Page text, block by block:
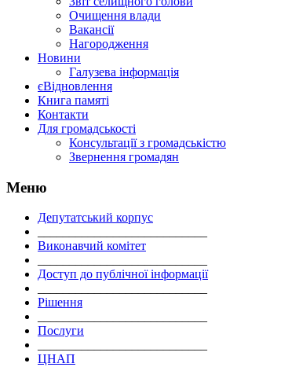
Очищення влади
Вакансії
Нагородження
Новини
Галузева інформація
єВідновлення
Книга памяті
Контакти
Для громадськості
Консультації з громадськістю
Звернення громадян
Меню
Депутатський корпус
Виконавчий комітет
Доступ до публічної інформації
Рішення
Послуги
ЦНАП